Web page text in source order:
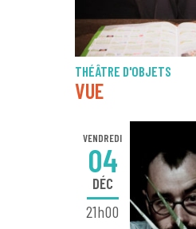
THÉÂTRE D'OBJETS
VUE
VENDREDI
04
DÉC
21h00